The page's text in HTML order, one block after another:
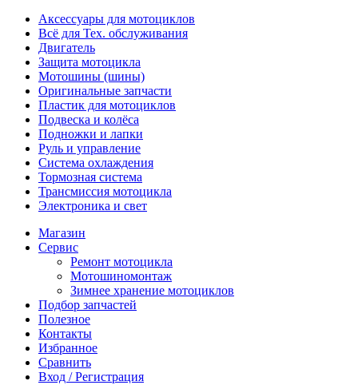
Аксессуары для мотоциклов
Всё для Тех. обслуживания
Двигатель
Защита мотоцикла
Мотошины (шины)
Оригинальные запчасти
Пластик для мотоциклов
Подвеска и колёса
Подножки и лапки
Руль и управление
Система охлаждения
Тормозная система
Трансмиссия мотоцикла
Электроника и свет
Магазин
Сервис
Ремонт мотоцикла
Мотошиномонтаж
Зимнее хранение мотоциклов
Подбор запчастей
Полезное
Контакты
Избранное
Сравнить
Вход / Регистрация